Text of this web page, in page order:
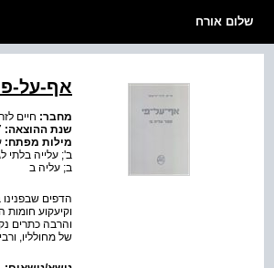
שלום אורח
אף-על-
מחבר: חיים
שנת ההוצאה:
מילות מפתח:
ב'; עלייה בלתי
ב; עליה ב
הדפים
וקיעקוע
והרבה כתרים
של מחולליו,